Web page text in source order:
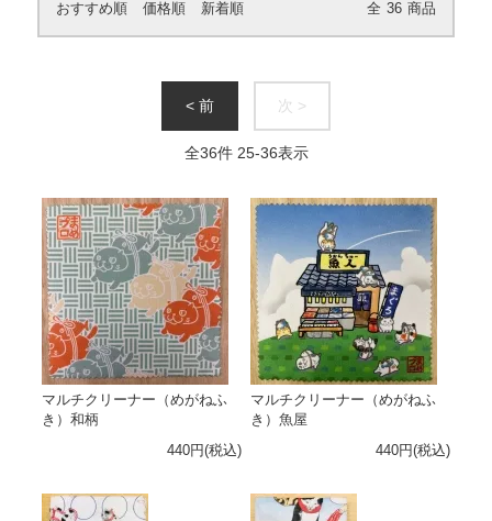
おすすめ順 価格順 新着順 全 36 商品
< 前 次 >
全36件 25-36表示
マルチクリーナー（めがねふ
き）和柄
440円(税込)
マルチクリーナー（めがねふ
き）魚屋
440円(税込)